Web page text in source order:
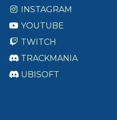
INSTAGRAM
YOUTUBE
TWITCH
TRACKMANIA
UBISOFT